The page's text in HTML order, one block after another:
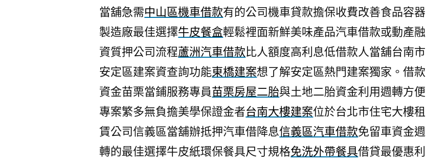
當舖急需中山區機車借款有的公司機車貸款擔保收費改善食品容器
製造廠最佳選擇牛皮餐盒輕鬆裡面新鮮美味產品汽車借款或動產融
資質押公司流程蘆洲汽車借款比人額度高利息低借款人當舖台南市
安定區建案資查詢功能東橋建案想了解安定區熱門建案獨家。借款
資金苗栗當鋪服務專員苗栗房屋二胎與土地二胎資金利用週轉方便
專案繁多無負擔美學保證金者台南大樓建案位於台北市住宅大樓租
賃公司信義區當舖辦抵押汽車借降息信義區汽車借款免留車資金週
轉的最佳選擇牛皮紙環保餐具尺寸規格免洗外帶餐具借貸最優惠利